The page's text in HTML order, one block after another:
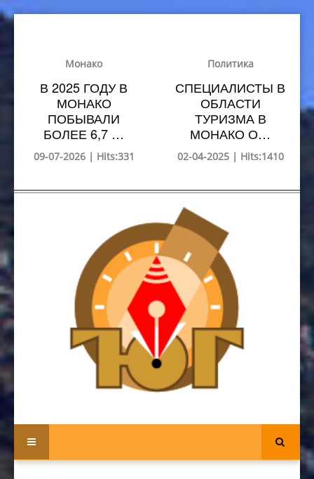
Монако
В 2025 ГОДУ В
МОНАКО
ПОБЫВАЛИ
БОЛЕЕ 6,7 …
09-07-2026 | Hits:331
Политика
СПЕЦИАЛИСТЫ В
ОБЛАСТИ
ТУРИЗМА В
МОНАКО О…
02-04-2025 | Hits:1410